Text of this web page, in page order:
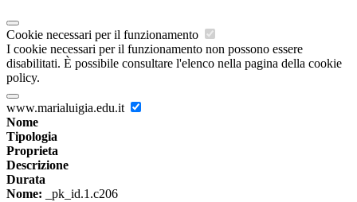
Cookie necessari per il funzionamento
I cookie necessari per il funzionamento non possono essere
disabilitati. È possibile consultare l'elenco nella pagina della cookie
policy.
www.marialuigia.edu.it
Nome
Tipologia
Proprieta
Descrizione
Durata
Nome: _pk_id.1.c206